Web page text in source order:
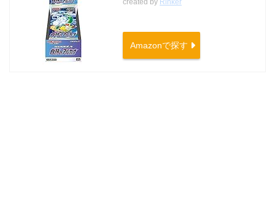
created by Rinker
Amazonで探す